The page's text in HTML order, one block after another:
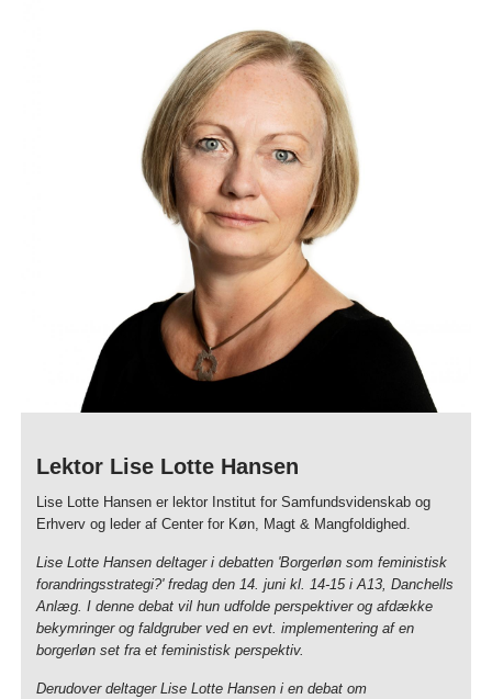
Lektor Lise Lotte Hansen
Lise Lotte Hansen er lektor Institut for Samfundsvidenskab og
Erhverv og leder af Center for Køn, Magt & Mangfoldighed.
Lise Lotte Hansen deltager i debatten 'Borgerløn som feministisk
forandringsstrategi?' fredag den 14. juni kl. 14-15 i A13, Danchells
Anlæg. I denne debat vil hun udfolde perspektiver og afdække
bekymringer og faldgruber ved en evt. implementering af en
borgerløn set fra et feministisk perspektiv.
Derudover deltager Lise Lotte Hansen i en debat om